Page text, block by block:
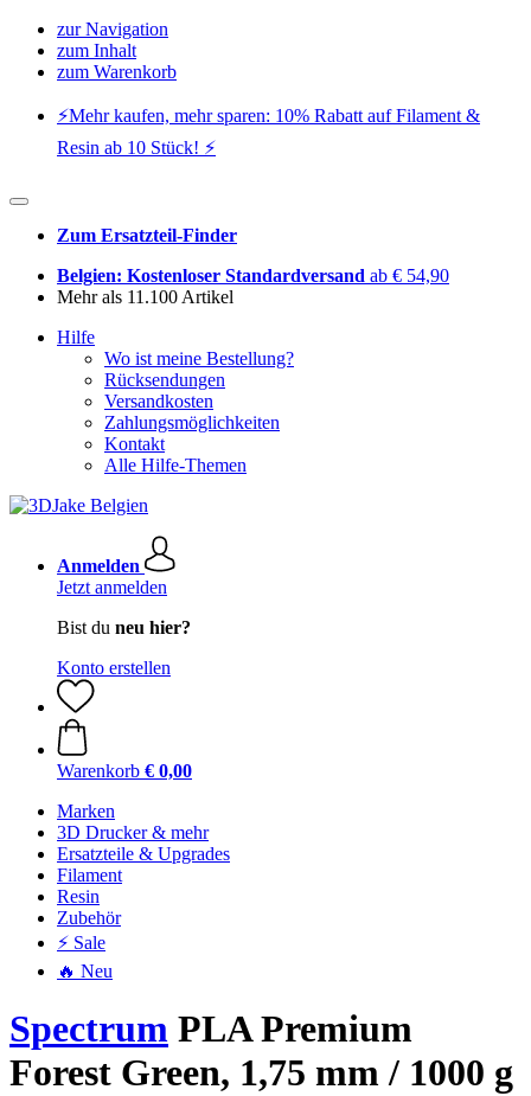
zur Navigation
zum Inhalt
zum Warenkorb
⚡️Mehr kaufen, mehr sparen: 10% Rabatt auf Filament &
Resin ab 10 Stück! ⚡️
Zum Ersatzteil-Finder
Belgien: Kostenloser Standardversand ab € 54,90
Mehr als 11.100 Artikel
Hilfe
Wo ist meine Bestellung?
Rücksendungen
Versandkosten
Zahlungsmöglichkeiten
Kontakt
Alle Hilfe-Themen
Anmelden
Jetzt anmelden
Bist du neu hier?
Konto erstellen
Warenkorb € 0,00
Marken
3D Drucker & mehr
Ersatzteile & Upgrades
Filament
Resin
Zubehör
⚡ Sale
🔥 Neu
Spectrum PLA Premium
Forest Green, 1,75 mm / 1000 g